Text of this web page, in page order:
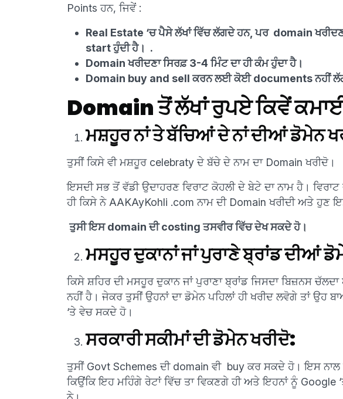
Points ਹਨ, ਜਿਵੇਂ :
Real Estate ‘ਚ ਪੈਸੇ ਲੱਖਾਂ ਵਿੱਚ ਲੱਗਦੇ ਹਨ, ਪਰ domain
start ਹੁੰਦੀ ਹੈ। .
Domain ਖਰੀਦਣਾ ਸਿਰਫ਼ 3-4 ਮਿੰਟ ਦਾ ਹੀ ਕੰਮ ਹੁੰਦਾ ਹੈ।
Domain buy and sell ਕਰਨ ਲਈ ਕੋਈ documents ਨਹੀਂ
Domain ਤੋਂ ਲੱਖਾਂ ਰੁਪਏ ਕਿਵੇਂ
ਮਸ਼ਹੂਰ ਨਾਂ ਤੇ ਬੱਚਿਆਂ ਦੇ ਨਾਂ ਦੀਆਂ ਡੋਮੇਨ
ਤੁਸੀਂ ਕਿਸੇ ਵੀ ਮਸ਼ਹੂਰ celebraty ਦੇ ਬੱਚੇ ਦੇ ਨਾਮ ਦਾ Domain ਖਰੀਦੋ।
ਇਸਦੀ ਸਭ ਤੋਂ ਵੱਡੀ ਉਦਾਹਰਣ ਵਿਰਾਟ ਕੋਹਲੀ ਦੇ ਬੇਟੇ ਦਾ ਨਾਮ ਹੈ।
ਹੀ ਕਿਸੇ ਨੇ AAKAyKohli .com ਨਾਮ ਦੀ Domain ਖਰੀਦੀ ਅਤੇ ਹੁਣ
ਤੁਸੀ ਇਸ domain ਦੀ costing ਤਸਵੀਰ ਵਿੱਚ ਦੇਖ ਸਕਦੇ ਹੋ।
ਮਸਹੂਰ ਦੁਕਾਨਾਂ ਜਾਂ ਪੁਰਾਣੇ ਬ੍ਰਾਂਡ ਦੀਆਂ
ਕਿਸੇ ਸ਼ਹਿਰ ਦੀ ਮਸਹੂਰ ਦੁਕਾਨ ਜਾਂ ਪੁਰਾਣਾ ਬ੍ਰਾਂਡ ਜਿਸਦਾ ਬਿਜ਼ਨਸ
ਨਹੀਂ ਹੈ। ਜੇਕਰ ਤੁਸੀਂ ਉਹਨਾਂ ਦਾ ਡੋਮੇਨ ਪਹਿਲਾਂ ਹੀ ਖਰੀਦ ਲਵੋਗੇ ਤਾਂ ਉਹ
‘ਤੇ ਵੇਚ ਸਕਦੇ ਹੋ।
ਸਰਕਾਰੀ ਸਕੀਮਾਂ ਦੀ ਡੋਮੇਨ ਖਰੀਦੋ:
ਤੁਸੀਂ Govt Schemes ਦੀ domain ਵੀ buy ਕਰ ਸਕਦੇ ਹੋ। ਇਸ ਨਾਲ
ਕਿਉਂਕਿ ਇਹ ਮਹਿੰਗੇ ਰੇਟਾਂ ਵਿੱਚ ਤਾ ਵਿਕਣਗੇ ਹੀ ਅਤੇ ਇਹਨਾਂ ਨੂੰ Google